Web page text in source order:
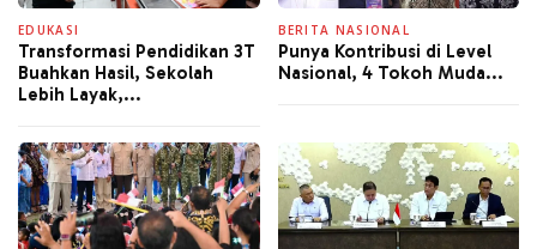
EDUKASI
Transformasi Pendidikan 3T
Buahkan Hasil, Sekolah
Lebih Layak,...
BERITA NASIONAL
Punya Kontribusi di Level
Nasional, 4 Tokoh Muda...